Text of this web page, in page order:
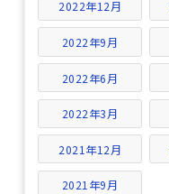
2022年12月
2022年9月
2022年6月
2022年3月
2021年12月
2021年9月